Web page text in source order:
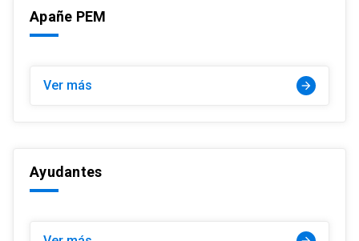
Apañe PEM
Ver más arrow_forward
Ayudantes